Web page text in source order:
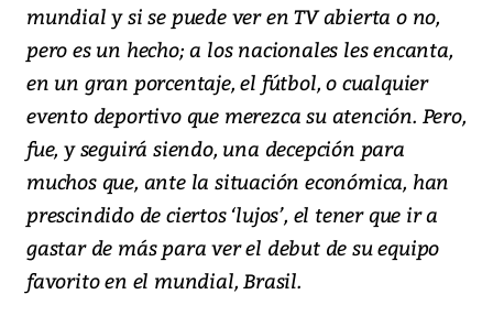
mundial y si se puede ver en TV abierta o no,
pero es un hecho; a los nacionales les encanta,
en un gran porcentaje, el fútbol, o cualquier
evento deportivo que merezca su atención. Pero,
fue, y seguirá siendo, una decepción para
muchos que, ante la situación económica, han
prescindido de ciertos ‘lujos’, el tener que ir a
gastar de más para ver el debut de su equipo
favorito en el mundial, Brasil.